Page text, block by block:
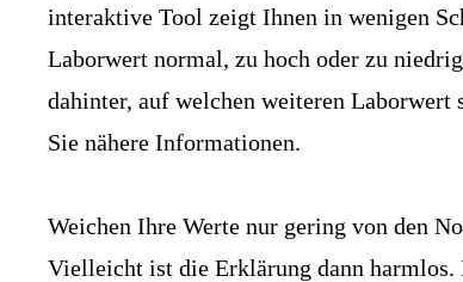
interaktive Tool zeigt Ihnen in wenigen
Laborwert normal, zu hoch oder zu
dahinter, auf welchen weiteren
Sie nähere Informationen.
Weichen Ihre Werte nur gering von den
Vielleicht ist die Erklärung dann harmlos.